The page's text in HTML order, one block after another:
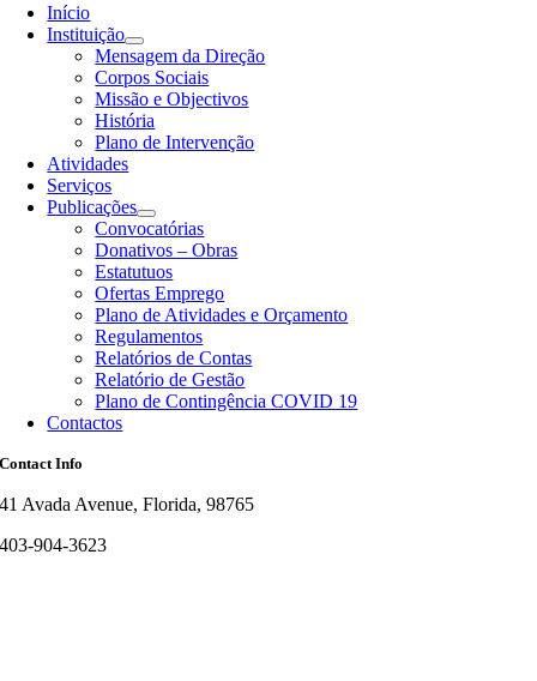
Início
Instituição
Mensagem da Direção
Corpos Sociais
Missão e Objectivos
História
Plano de Intervenção
Atividades
Serviços
Publicações
Convocatórias
Donativos – Obras
Estatutuos
Ofertas Emprego
Plano de Atividades e Orçamento
Regulamentos
Relatórios de Contas
Relatório de Gestão
Plano de Contingência COVID 19
Contactos
Contact Info
41 Avada Avenue, Florida, 98765
403-904-3623